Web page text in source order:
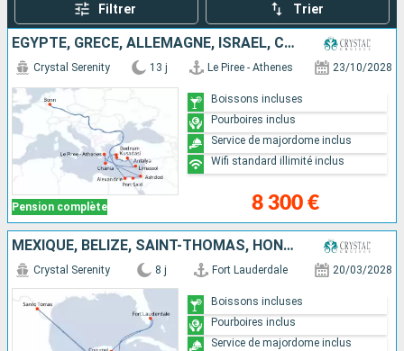
Filtrer Trier
EGYPTE, GRÈCE, ALLEMAGNE, ISRAËL, CHYPRE, TURQUIE
Pension complète
Crystal Serenity 13 j Le Piree - Athenes 23/10/2028
8 300 €
Boissons incluses
Pourboires inclus
Service de majordome inclus
Wifi standard illimité inclus
MEXIQUE, BELIZE, SAINT-THOMAS, HONDURAS, ÉTATS-UNIS
Crystal Serenity 8 j Fort Lauderdale 20/03/2028
Boissons incluses
Pourboires inclus
Service de majordome inclus